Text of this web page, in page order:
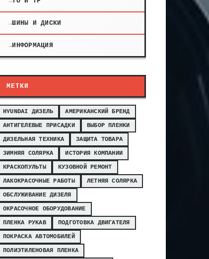
ШИНЫ И ДИСКИ
ИНФОРМАЦИЯ
МЕТКИ
HYUNDAI ДИЗЕЛЬ
АМЕРИКАНСКИЙ БРЕНД
АНТИГЕЛЕВЫЕ ПРИСАДКИ
ВЫБОР ПЛЕНКИ
ДИЗЕЛЬНАЯ ТЕХНИКА
ЗАЩИТА ТОВАРА
ЗИМНЯЯ СОЛЯРКА
ИСТОРИЯ КОМПАНИИ
КРАСКОПУЛЬТЫ
КУЗОВНОЙ РЕМОНТ
ЛАКОКРАСОЧНЫЕ РАБОТЫ
ЛЕТНЯЯ СОЛЯРКА
ОБСЛУЖИВАНИЕ ДИЗЕЛЯ
ОКРАСОЧНОЕ ОБОРУДОВАНИЕ
ПЛЕНКА РУКАВ
ПОДГОТОВКА ДВИГАТЕЛЯ
ПОКРАСКА АВТОМОБИЛЕЙ
ПОЛИЭТИЛЕНОВАЯ ПЛЕНКА